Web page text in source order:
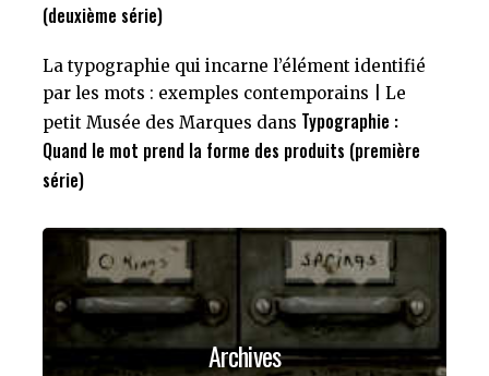
(deuxième série)
La typographie qui incarne l’élément identifié
par les mots : exemples contemporains | Le
petit Musée des Marques dans Typographie :
Quand le mot prend la forme des produits (première
série)
Archives